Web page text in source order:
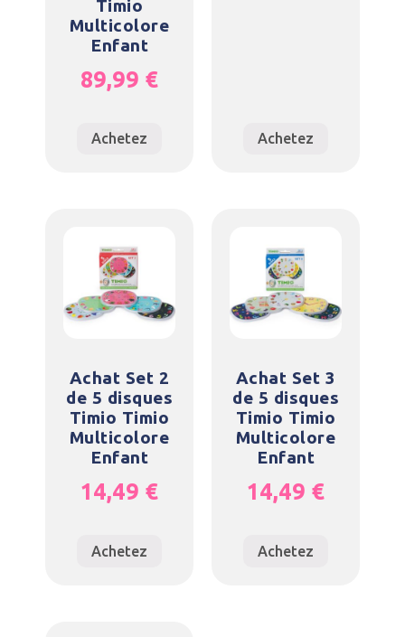
Timio
Multicolore
Enfant
89,99 €
Achetez Achetez
Achat Set 2
de 5 disques
Timio Timio
Multicolore
Enfant
14,49 €
Achetez
Achat Set 3
de 5 disques
Timio Timio
Multicolore
Enfant
14,49 €
Achetez